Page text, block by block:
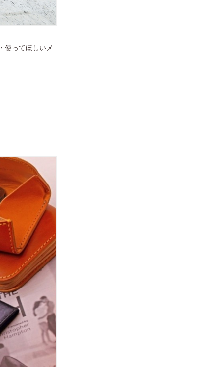
使ってほしいメ